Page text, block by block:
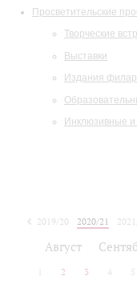
Просветительские
Творческие
Выставки
Издания
Инклюзивные
2019/20 2020/21
Август
2 3 4 5